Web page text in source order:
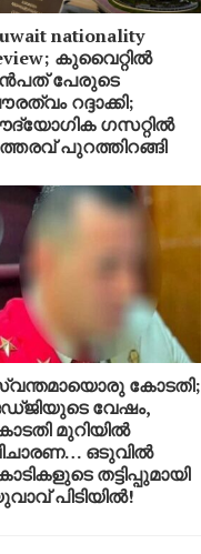
nationality
കുവൈറ്റിൽ
പേരുടെ
റദ്ദാക്കി;
ഗസറ്റിൽ
പുറത്തിറങ്ങി
കോടതി;
വേഷം,
മുറിയിൽ
ഒടുവിൽ
തട്ടിപ്പുമായി
പിടിയിൽ!